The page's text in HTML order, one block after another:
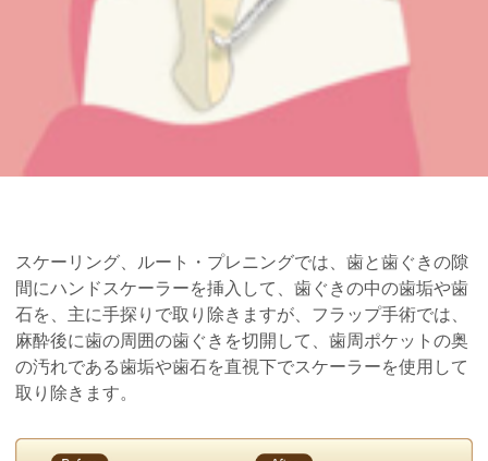
スケーリング、ルート・プレニングでは、歯と歯ぐきの隙
間にハンドスケーラーを挿入して、歯ぐきの中の歯垢や歯
石を、主に手探りで取り除きますが、フラップ手術では、
麻酔後に歯の周囲の歯ぐきを切開して、歯周ポケットの奥
の汚れである歯垢や歯石を直視下でスケーラーを使用して
取り除きます。